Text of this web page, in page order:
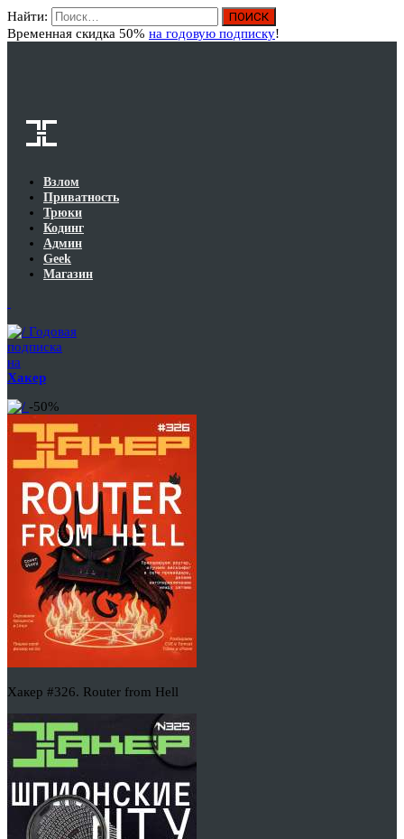
Найти:
Временная скидка 50% на годовую подписку!
Взлом
Приватность
Трюки
Кодинг
Админ
Geek
Магазин
Годовая
подписка
на
Хакер
-50%
Хакер #326. Router from Hell